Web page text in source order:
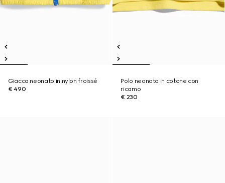
Giacca neonato in nylon froissé
€ 490
Polo neonato in cotone con
ricamo
€ 230